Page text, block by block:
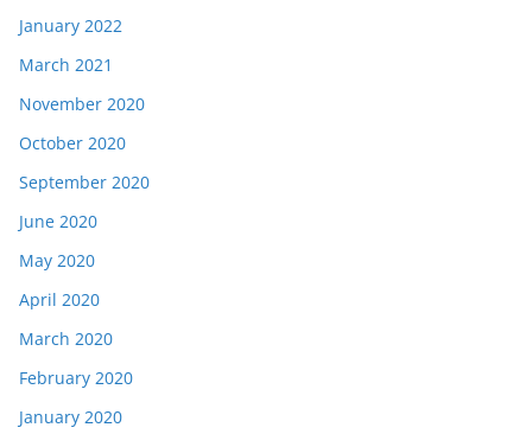
January 2022
March 2021
November 2020
October 2020
September 2020
June 2020
May 2020
April 2020
March 2020
February 2020
January 2020